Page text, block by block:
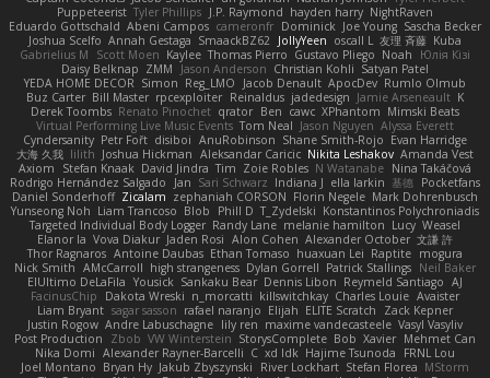
Puppeteerist Tyler Phillips J.P. Raymond hayden harry NightRaven
Eduardo Gottschald Abeni Campos cameronfr Dominick Joe Young Sascha Becker
Joshua Scelfo Annah Gestaga SmaackBZ62 JollyYeen oscall L 友理 斉藤 Kuba
Gabrielius M
Scott Moen Kaylee Thomas Pierro Gustavo Pliego Noah
Юлія Кізі
Daisy Belknap ZMM Jason Anderson Christian Kohli Satyan Patel
YEDA HOME DECOR Simon Reg_LMO Jacob Denault ApocDev Rumlo Olmub
Buz Carter Bill Master rpcexploiter Reinaldus jadedesign Jamie Arseneault K
Derek Toombs Renato Pinochet qrator Ben cawc XPhantom Mimski Beats
Virtual Performing Live Music Events Tom Neal Jason Nguyen Alyssa Everett
Cyndersanity Petr Fořt disiboi AnuRobinson Shane Smith-Rojo Evan Harridge
大海 久我 lilith Joshua Hickman Aleksandar Caricic Nikita Leshakov Amanda Vest
Axiom
Stefan Knaak David Jindra Tim Zoie Robles N Watanabe Nina Takáčová
Rodrigo Hernández Salgado
Jan Sari Schwarz Indiana J ella larkin 基德
Pocketfans
Daniel Sonderhoff Zicalam zephaniah CORSON Florin Negele Mark Dohrenbusch
Yunseong Noh Liam Trancoso Blob Phill D T_Zydelski Konstantinos Polychroniadis
Targeted Individual Body Logger Randy Lane melanie hamilton Lucy Weasel
Elanor la Vova Diakur Jaden Rosi Alon Cohen Alexander October 文謙 許
Thor Ragnaros Antoine Daubas Ethan Tomaso huaxuan Lei Raptite mogura
Nick Smith AMcCarroll high strangeness Dylan Gorrell Patrick Stallings Neil Baker
ElUltimo DeLaFila Yousick Sankaku Bear Dennis Libon Reymeld Santiago AJ
FacinusChip
Dakota Wreski n_morcatti killswitchkay Charles Louie Avaister
Liam Bryant sagar sasson rafael naranjo Elijah ELITE Scratch
Zack Kepner
Justin Rogow Andre Labuschagne lily ren maxime vandecasteele Vasyl Vasyliv
Post Production
Zbob VW Winterstein StorysComplete Bob Xavier Mehmet Can
Nika Domi Alexander Rayner-Barcelli C xd Idk Hajime Tsunoda
FRNL Lou
Joel Montano Bryan Hy Jakub Zbyszynski River Lockhart Stefan Florea MStorm